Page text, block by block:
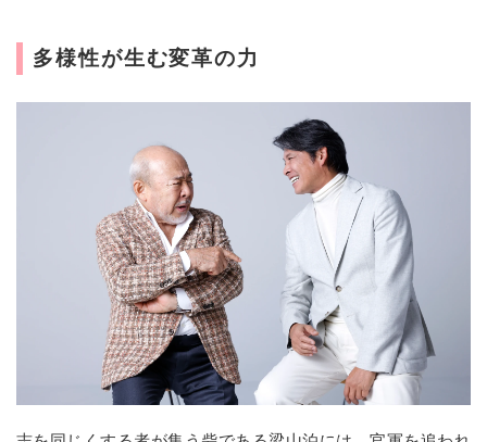
多様性が生む変革の力